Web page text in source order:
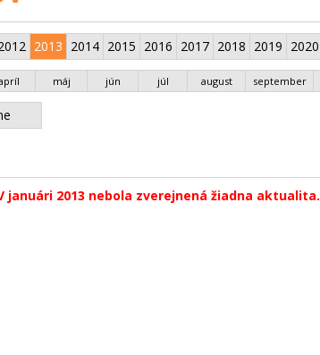
2013 2014 2015 2016 2017 2018 2019 2020
máj jún júl august september
januári 2013 nebola zverejnená žiadna aktualita.